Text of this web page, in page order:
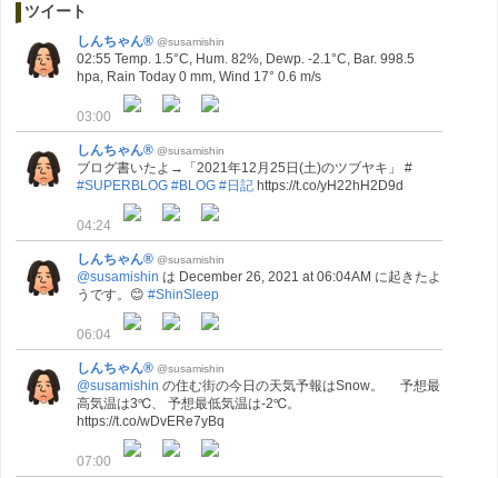
ツイート
しんちゃん® @susamishin
02:55 Temp. 1.5°C, Hum. 82%, Dewp. -2.1°C, Bar. 998.5
hpa, Rain Today 0 mm, Wind 17° 0.6 m/s
03:00
しんちゃん® @susamishin
ブログ書いたよ→「2021年12月25日(土)のツブヤキ」 #
#SUPERBLOG #BLOG #日記 https://t.co/yH22hH2D9d
04:24
しんちゃん® @susamishin
@susamishin は December 26, 2021 at 06:04AM に起きたよ
うです。😊 #ShinSleep
06:04
しんちゃん® @susamishin
@susamishin の住む街の今日の天気予報はSnow。 予想最
高気温は3℃、 予想最低気温は-2℃。
https://t.co/wDvERe7yBq
07:00